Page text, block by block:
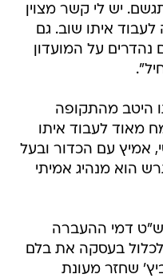
יש לי קשר מצוין
איתו שוב. גם
נהדרים על המועדון
היטב מהתקופה
מאוד לעבוד איתו
אמיץ עם הכדור ובעל
הוא מנהיג אמיתי
52 מיליון ליש"ט דמי ההעברה
לכלול בעסקה את בלם
שחזר מעונת